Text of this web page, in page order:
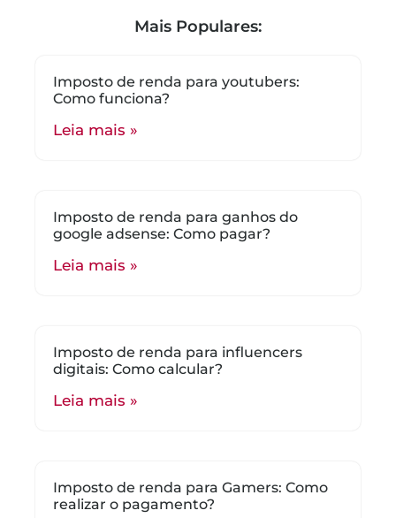
Mais Populares:
Imposto de renda para youtubers:
Como funciona?
Leia mais »
Imposto de renda para ganhos do
google adsense: Como pagar?
Leia mais »
Imposto de renda para influencers
digitais: Como calcular?
Leia mais »
Imposto de renda para Gamers: Como
realizar o pagamento?